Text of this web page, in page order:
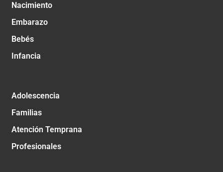
Nacimiento
Embarazo
Bebés
Infancia
Adolescencia
Familias
Atención Temprana
Profesionales